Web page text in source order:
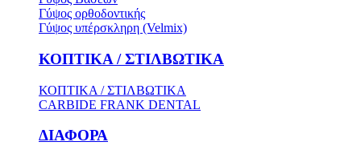
Γύψος ορθοδοντικής
Γύψος υπέρσκληρη (Velmix)
ΚΟΠΤΙΚΑ / ΣΤΙΛΒΩΤΙΚΑ
ΚΟΠΤΙΚΑ / ΣΤΙΛΒΩΤΙΚΑ
CARBIDE FRANK DENTAL
ΔΙΑΦΟΡΑ